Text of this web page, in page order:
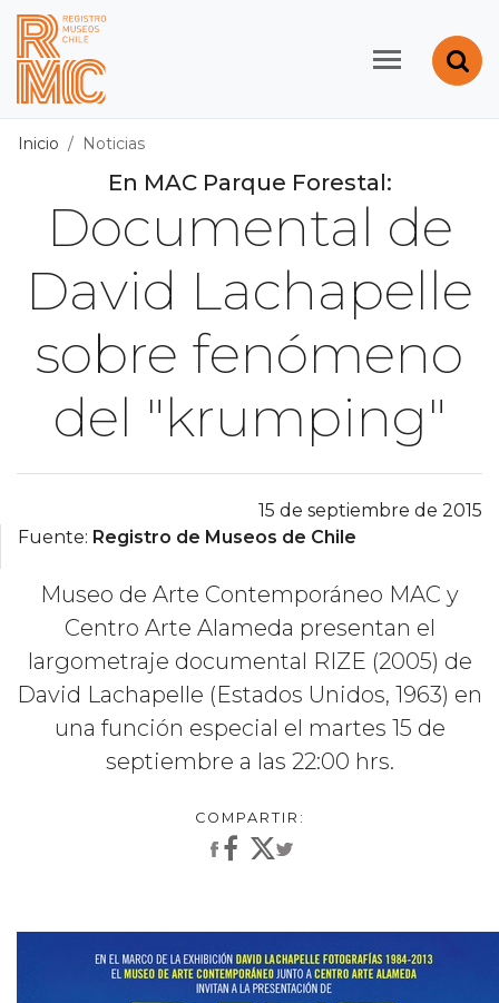
Contenido principal
Registro de Museos
Inicio Noticias
En MAC Parque Forestal:
Documental de
David Lachapelle
sobre fenómeno
del "krumping"
15 de septiembre de 2015
Fuente: Registro de Museos de Chile
Museo de Arte Contemporáneo MAC y
Centro Arte Alameda presentan el
largometraje documental RIZE (2005) de
David Lachapelle (Estados Unidos, 1963) en
una función especial el martes 15 de
septiembre a las 22:00 hrs.